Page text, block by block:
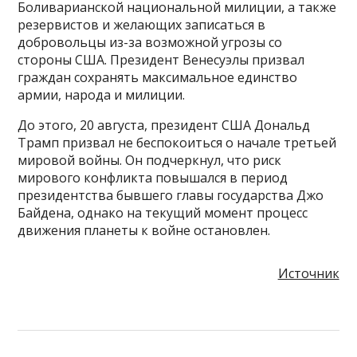
Боливарианской национальной милиции, а также
резервистов и желающих записаться в
добровольцы из-за возможной угрозы со
стороны США. Президент Венесуэлы призвал
граждан сохранять максимальное единство
армии, народа и милиции.
До этого, 20 августа, президент США Дональд
Трамп призвал не беспокоиться о начале третьей
мировой войны. Он подчеркнул, что риск
мирового конфликта повышался в период
президентства бывшего главы государства Джо
Байдена, однако на текущий момент процесс
движения планеты к войне остановлен.
Источник